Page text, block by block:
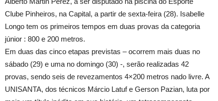
Clube Pinheiros, na Capital, a partir de sexta-feira (28). Isabelle
Longo tem os primeiros tempos em duas provas da categoria
júnior : 800 e 200 metros.
Em duas das cinco etapas previstas – ocorrem mais duas no
sábado (29) e uma no domingo (30) -, serão realizadas 42
provas, sendo seis de revezamentos 4×200 metros nado livre. A
UNISANTA, dos técnicos Márcio Latuf e Gerson Pazian, luta por